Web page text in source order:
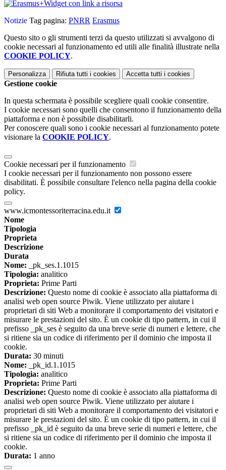
Widget con link a risorsa
Notizie Tag pagina: PNRR Erasmus
Questo sito o gli strumenti terzi da questo utilizzati si avvalgono di
cookie necessari al funzionamento ed utili alle finalità illustrate nella
COOKIE POLICY.
Personalizza Rifiuta tutti i cookies Accetta tutti i cookies
Gestione cookie
In questa schermata è possibile scegliere quali cookie consentire.
I cookie necessari sono quelli che consentono il funzionamento della
piattaforma e non è possibile disabilitarli.
Per conoscere quali sono i cookie necessari al funzionamento potete
visionare la COOKIE POLICY.
Cookie necessari per il funzionamento
I cookie necessari per il funzionamento non possono essere
disabilitati. È possibile consultare l'elenco nella pagina della cookie
policy.
www.icmontessoriterracina.edu.it
Nome
Tipologia
Proprieta
Descrizione
Durata
Nome: _pk_ses.1.1015
Tipologia: analitico
Proprieta: Prime Parti
Descrizione: Questo nome di cookie è associato alla piattaforma di
analisi web open source Piwik. Viene utilizzato per aiutare i
proprietari di siti Web a monitorare il comportamento dei visitatori e
misurare le prestazioni del sito. È un cookie di tipo pattern, in cui il
prefisso _pk_ses è seguito da una breve serie di numeri e lettere, che
si ritiene sia un codice di riferimento per il dominio che imposta il
cookie.
Durata: 30 minuti
Nome: _pk_id.1.1015
Tipologia: analitico
Proprieta: Prime Parti
Descrizione: Questo nome di cookie è associato alla piattaforma di
analisi web open source Piwik. Viene utilizzato per aiutare i
proprietari di siti Web a monitorare il comportamento dei visitatori e
misurare le prestazioni del sito. È un cookie di tipo pattern, in cui il
prefisso _pk_id è seguito da una breve serie di numeri e lettere, che
si ritiene sia un codice di riferimento per il dominio che imposta il
cookie.
Durata: 1 anno